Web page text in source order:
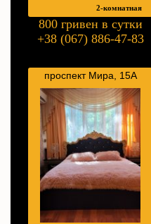
2-комнатная
800 гривен в сутки
+38 (067) 886-47-83
проспект Мира, 15А